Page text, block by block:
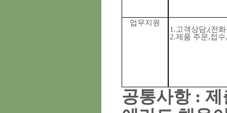
업무지원
1.고객상담,(전
2.제품 주문,접수,
공통사항 : 제